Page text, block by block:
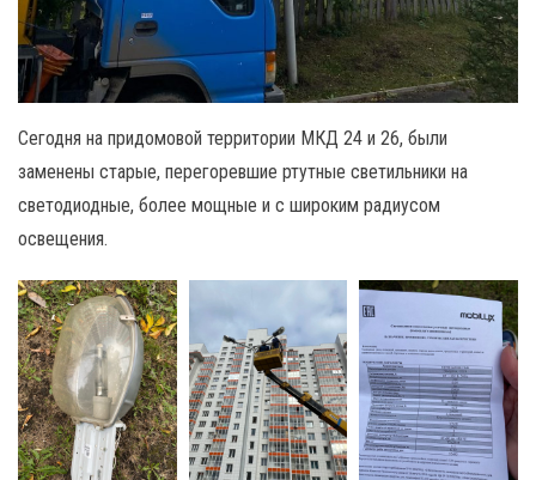
Сегодня на придомовой территории МКД 24 и 26, были
заменены старые, перегоревшие ртутные светильники на
светодиодные, более мощные и с широким радиусом
освещения.